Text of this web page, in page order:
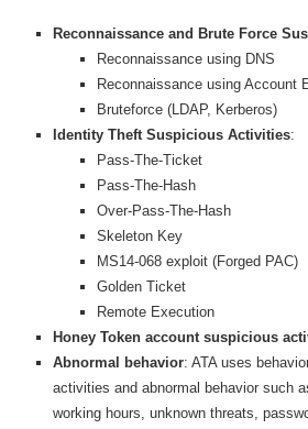
Reconnaissance and Brute Force
Reconnaissance using DNS
Reconnaissance using Account
Bruteforce (LDAP, Kerberos)
Identity Theft Suspicious Activities:
Pass-The-Ticket
Pass-The-Hash
Over-Pass-The-Hash
Skeleton Key
MS14-068 exploit (Forged PAC)
Golden Ticket
Remote Execution
Honey Token account suspicious
Abnormal behavior: ATA uses
activities and abnormal behavior such
working hours, unknown threats,